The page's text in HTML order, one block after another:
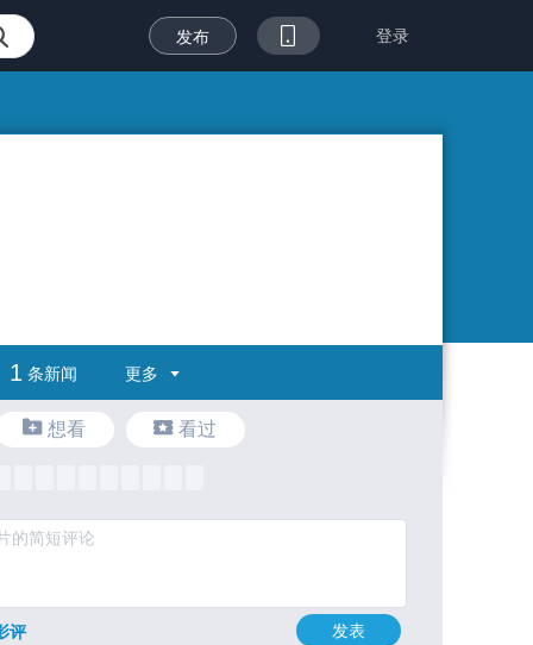
发布 登录
1 条新闻 更多
想看 看过
评 发表